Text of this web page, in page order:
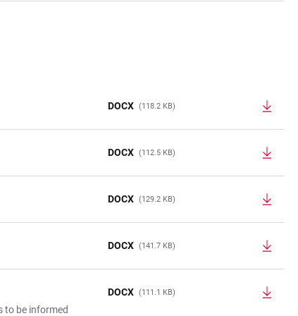
DOCX (118.2 KB)
DOCX (112.5 KB)
DOCX (129.2 KB)
DOCX (141.7 KB)
to be informed
DOCX (111.1 KB)